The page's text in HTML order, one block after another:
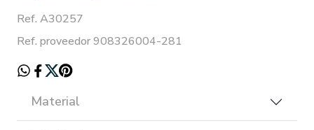
Ref. A30257
Ref. proveedor 908326004-281
Material